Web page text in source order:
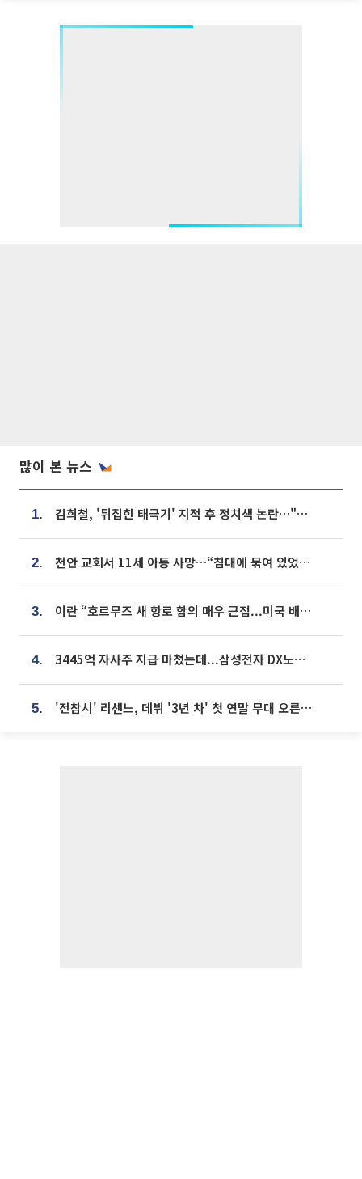
많이 본 뉴스
1. 김희철, '뒤집힌 태극기' 지적 후 정치색 논란…"좌우 떠나 우리나라 국기"
2. 천안 교회서 11세 아동 사망…“침대에 묶여 있었다” 진술 확보
3. 이란 “호르무즈 새 항로 합의 매우 근접...미국 배상 먼저”
4. 3445억 자사주 지급 마쳤는데...삼성전자 DX노조, 뒤늦은 '떼쓰기 집회'
5. '전참시' 리센느, 데뷔 '3년 차' 첫 연말 무대 오른다⋯"그동안 섭외 안 와"